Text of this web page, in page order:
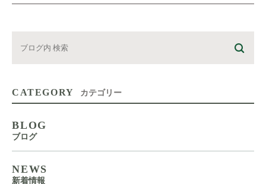
CATEGORY カテゴリー
BLOG
ブログ
NEWS
新着情報